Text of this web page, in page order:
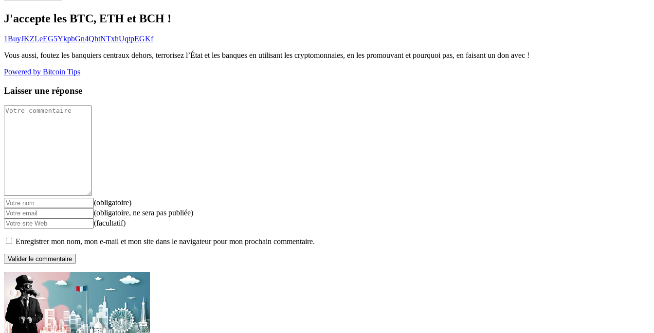
J'accepte les BTC, ETH et BCH !
1BuyJKZLeEG5YkpbGn4QhtNTxhUqtpEGKf
Vous aussi, foutez les banquiers centraux dehors, terrorisez l’État et les banques en utilisant les cryptomonnaies, en les promouvant et pourquoi pas, en faisant un don avec !
Powered by Bitcoin Tips
Laisser une réponse
(obligatoire)
(obligatoire, ne sera pas publiée)
(facultatif)
Enregistrer mon nom, mon e-mail et mon site dans le navigateur pour mon prochain commentaire.